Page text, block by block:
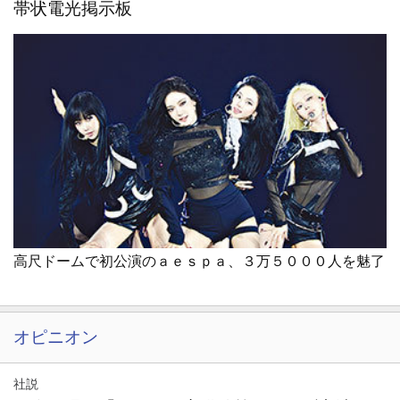
帯状電光掲示板
高尺ドームで初公演のａｅｓｐａ、３万５０００人を魅了
オピニオン
社説